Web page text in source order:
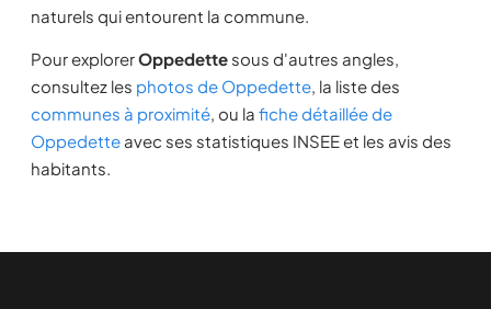
naturels qui entourent la commune.
Pour explorerOppedette sous d'autres angles,
consultez les photos de Oppedette, la liste des
communes à proximité, ou la fiche détaillée de
Oppedette avec ses statistiques INSEE et les avis des
habitants.